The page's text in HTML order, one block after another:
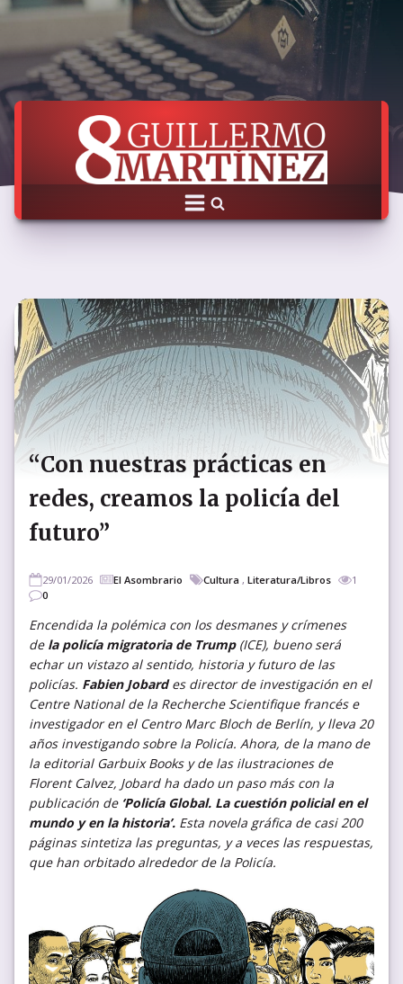
“Con nuestras prácticas en
redes, creamos la policía del
futuro”
29/01/2026 El Asombrario Cultura , Literatura/Libros
1
0
Encendida la polémica con los desmanes y crímenes
de la policía migratoria de Trump(ICE), bueno será
echar un vistazo al sentido, historia y futuro de las
policías. Fabien Jobardes director de investigación en el
Centre National de la Recherche Scientifique francés e
investigador en el Centro Marc Bloch de Berlín, y lleva 20
años investigando sobre la Policía. Ahora, de la mano de
la editorial Garbuix Books y de las ilustraciones de
Florent Calvez, Jobard ha dado un paso más con la
publicación de ‘Policía Global. La cuestión policial en el
mundo y en la historia’. Esta novela gráfica de casi 200
páginas sintetiza las preguntas, y a veces las respuestas,
que han orbitado alrededor de la Policía.